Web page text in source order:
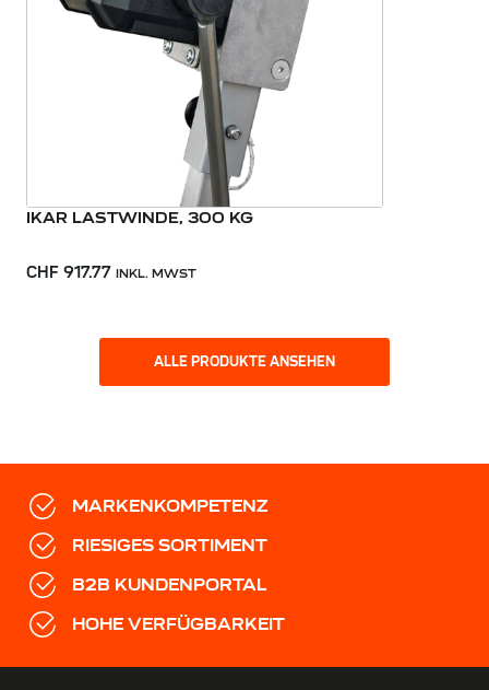
IKAR LASTWINDE, 300 KG
CHF 917.77 INKL. MWST
ALLE PRODUKTE ANSEHEN
MARKENKOMPETENZ
RIESIGES SORTIMENT
B2B KUNDENPORTAL
HOHE VERFÜGBARKEIT